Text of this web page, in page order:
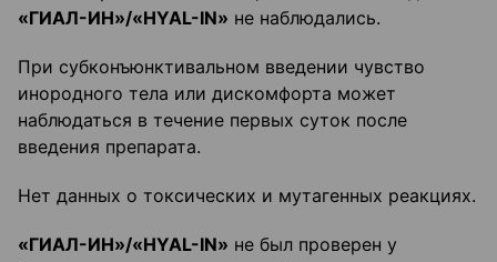
«ГИАЛ-ИН»/«HYAL-IN» не наблюдались.
При субконъюнктивальном введении чувство
инородного тела или дискомфорта может
наблюдаться в течение первых суток после
введения препарата.
Нет данных о токсических и мутагенных реакциях.
«ГИАЛ-ИН»/«HYAL-IN» не был проверен у